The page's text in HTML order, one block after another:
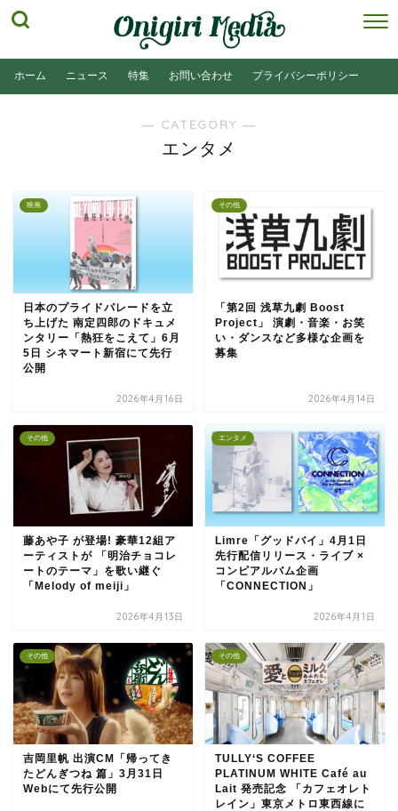
ホーム ニュース 特集 お問い合わせ プライバシーポリシー
― CATEGORY ―
エンタメ
映画
日本のプライドパレードを立
ち上げた 南定四郎のドキュメ
ンタリー「熱狂をこえて」6月
5日 シネマート新宿にて先行
公開
2026年4月16日
その他
「第2回 浅草九劇 Boost
Project」 演劇・音楽・お笑
い・ダンスなど多様な企画を
募集
2026年4月14日
その他
藤あや子 が登場! 豪華12組ア
ーティストが 「明治チョコレ
ートのテーマ」を歌い継ぐ
「Melody of meiji」
2026年4月13日
エンタメ
Limre「グッドバイ」4月1日
先行配信リリース・ライブ ×
コンピアルバム企画
「CONNECTION」
2026年4月1日
その他
吉岡里帆 出演CM「帰ってき
たどんぎつね 篇」3月31日
Webにて先行公開
その他
TULLY‘S COFFEE
PLATINUM WHITE Café au
Lait 発売記念 「カフェオレト
レイン」東京メトロ東西線に